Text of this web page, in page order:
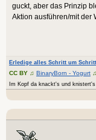
guckt, aber das Prinzip
Aktion ausführen/mit der
Erledige alles Schritt um
CC BY ♫ BinaryBorn - Yogurt
Im Kopf da knackt's und